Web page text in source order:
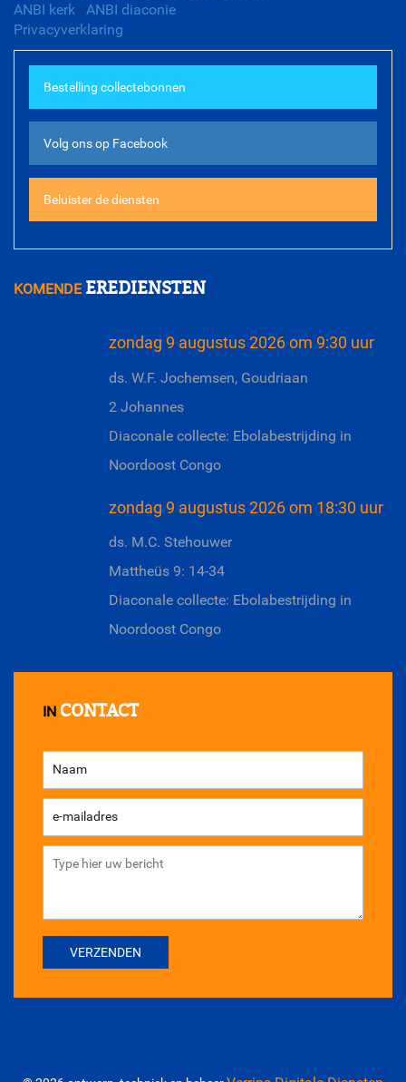
ANBI kerk - ANBI diaconie
Privacyverklaring
Bestelling collectebonnen
Volg ons op Facebook
Beluister de diensten
KOMENDEEREDIENSTEN
zondag 9 augustus 2026 om 9:30 uur
ds. W.F. Jochemsen, Goudriaan
2 Johannes
Diaconale collecte: Ebolabestrijding in
Noordoost Congo
zondag 9 augustus 2026 om 18:30 uur
ds. M.C. Stehouwer
Mattheüs 9: 14-34
Diaconale collecte: Ebolabestrijding in
Noordoost Congo
IN CONTACT